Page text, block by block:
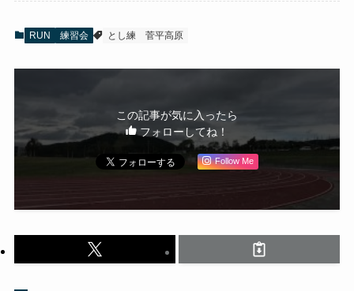
RUN 練習会 とし練 菅平高原
この記事が気に入ったら
フォローしてね！
Follow Me